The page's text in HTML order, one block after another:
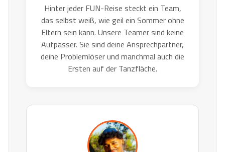
Hinter jeder FUN-Reise steckt ein Team,
das selbst weiß, wie geil ein Sommer ohne
Eltern sein kann. Unsere Teamer sind keine
Aufpasser. Sie sind deine Ansprechpartner,
deine Problemlöser und manchmal auch die
Ersten auf der Tanzfläche.